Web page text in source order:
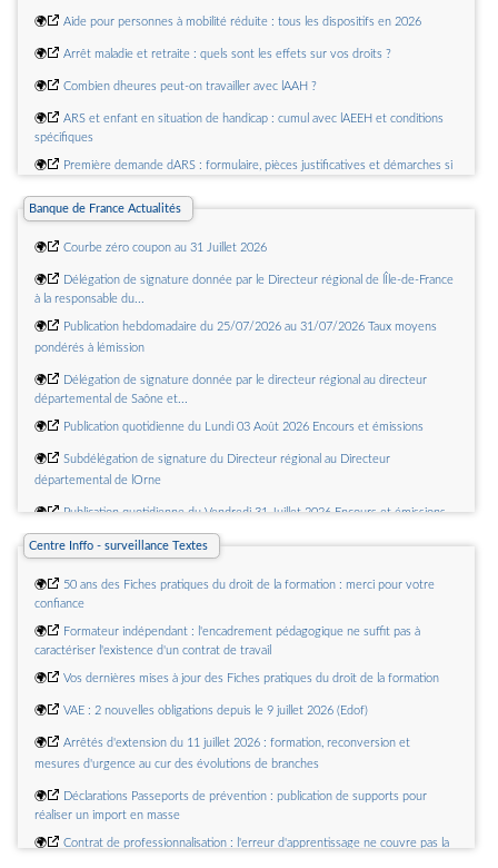
🌍 Aide pour personnes à mobilité réduite : tous les dispositifs en 2026
🌍 Arrêt maladie et retraite : quels sont les effets sur vos droits ?
🌍 Combien dheures peut-on travailler avec lAAH ?
🌍
ARS et enfant en situation de handicap : cumul avec lAEEH et conditions
spécifiques
🌍
Première demande dARS : formulaire, pièces justificatives et démarches si
🌍 Doit-on rembourser les aides de lAnah ?
Banque de France Actualités
🌍 Courbe zéro coupon au 31 Juillet 2026
🌍
Délégation de signature donnée par le Directeur régional de lÎle-de-France
à la responsable du...
🌍
Publication hebdomadaire du 25/07/2026 au 31/07/2026 Taux moyens
pondérés à lémission
🌍
Délégation de signature donnée par le directeur régional au directeur
départemental de Saône et...
🌍 Publication quotidienne du Lundi 03 Août 2026 Encours et émissions
🌍
Subdélégation de signature du Directeur régional au Directeur
départemental de lOrne
🌍 Publication quotidienne du Vendredi 31 Juillet 2026 Encours et émissions
🌍 Publication quotidienne du Jeudi 30 Juillet 2026 Encours et émissions
🌍 Publication quotidienne du Vendredi 24 Juillet 2026 Encours et émissions
Centre Inffo - surveillance Textes
🌍
50 ans des Fiches pratiques du droit de la formation : merci pour votre
confiance
🌍
Formateur indépendant : l'encadrement pédagogique ne suffit pas à
caractériser l'existence d'un contrat de travail
🌍 Vos dernières mises à jour des Fiches pratiques du droit de la formation
🌍 VAE : 2 nouvelles obligations depuis le 9 juillet 2026 (Edof)
🌍
Arrêtés d'extension du 11 juillet 2026 : formation, reconversion et
mesures d'urgence au cur des évolutions de branches
🌍
Déclarations Passeports de prévention : publication de supports pour
réaliser un import en masse
🌍
Contrat de professionnalisation : l'erreur d'apprentissage ne couvre pas la